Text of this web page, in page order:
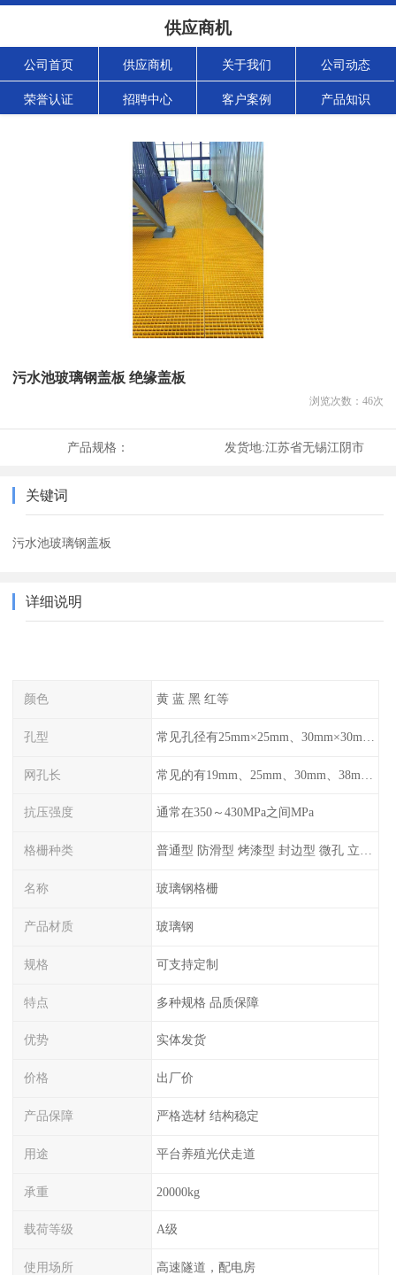
供应商机
公司首页 供应商机 关于我们 公司动态
荣誉认证 招聘中心 客户案例 产品知识
污水池玻璃钢盖板 绝缘盖板
浏览次数： 46次
产品规格： 发货地:江苏省无锡江阴市
关键词
污水池玻璃钢盖板
详细说明
颜色 黄 蓝 黑 红等
孔型
网孔长
抗压强度 通常在350～430MPa之间MPa
格栅种类 普通型 防滑型 ‌烤漆型 封边型 ‌微孔 立体 加砂覆面型 平面型
名称 玻璃钢格栅
产品材质 玻璃钢
规格 可支持定制
特点 多种规格 品质保障
优势 实体发货
价格 出厂价
产品保障 严格选材 结构稳定
用途 平台养殖光伏走道
承重 20000kg
载荷等级 A级
使用场所 高速隧道，配电房